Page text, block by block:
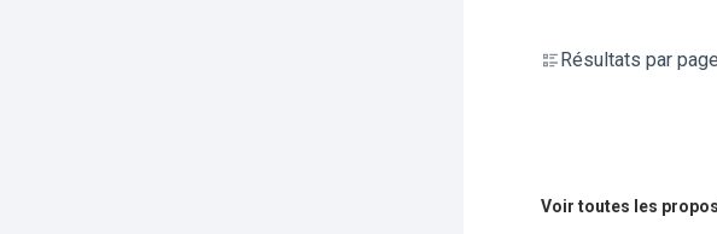
Résultats par
Voir toutes les